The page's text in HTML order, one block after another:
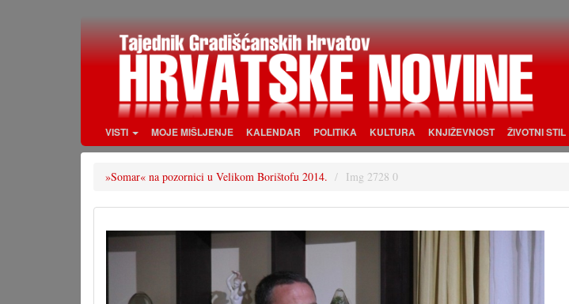
VISTI MOJE MIŠLJENJE KALENDAR POLITIKA KULTURA KNJIŽEVNOST ŽIVOTNI STIL
»Somar« na pozornici u Velikom Borištofu 2014. Img 2728 0